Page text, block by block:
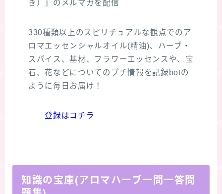
き）』のメルマガを配信
330種類以上のスピリチュアルな観点でのア
ロマエッセンシャルオイル(精油)、ハーブ・
スパイス、基材、フラワーエッセンスや、宝
石、花などについてのプチ情報を記録botの
ように毎日お届け！
登録はコチラ
知識の宝庫(アロマハーブ一問一答問